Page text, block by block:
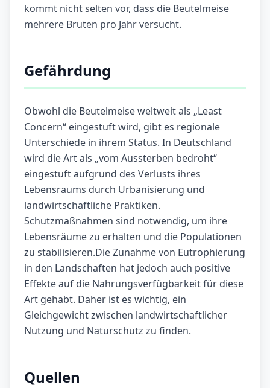
kommt nicht selten vor, dass die Beutelmeise
mehrere Bruten pro Jahr versucht.
Gefährdung
Obwohl die Beutelmeise weltweit als „Least
Concern“ eingestuft wird, gibt es regionale
Unterschiede in ihrem Status. In Deutschland
wird die Art als „vom Aussterben bedroht“
eingestuft aufgrund des Verlusts ihres
Lebensraums durch Urbanisierung und
landwirtschaftliche Praktiken.
Schutzmaßnahmen sind notwendig, um ihre
Lebensräume zu erhalten und die Populationen
zu stabilisieren.Die Zunahme von Eutrophierung
in den Landschaften hat jedoch auch positive
Effekte auf die Nahrungsverfügbarkeit für diese
Art gehabt. Daher ist es wichtig, ein
Gleichgewicht zwischen landwirtschaftlicher
Nutzung und Naturschutz zu finden.
Quellen